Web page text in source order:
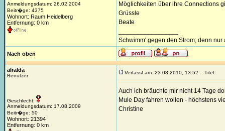
Anmeldungsdatum: 26.02.2004
Beitr�ge: 4375
Wohnort: Raum Heidelberg
Entfernung: 0 km
Möglichkeiten über ihre Connections
Grüssle
Beate
Schwimm' gegen den Strom; denn
Nach oben
alralda
Benutzer
Geschlecht:
Anmeldungsdatum: 17.08.2009
Beitr�ge: 50
Wohnort: 21394
Entfernung: 0 km
Verfasst am: 23.08.2010, 13:52 Titel:
Auch ich bräuchte mir nicht 14 Tage
Mule Day fahren wollen - höchstens
Christine